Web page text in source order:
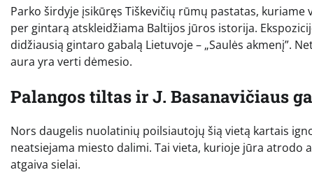
Parko širdyje įsikūręs Tiškevičių rūmų pastatas,
per gintarą atskleidžiama Baltijos jūros istorija.
didžiausią gintaro gabalą Lietuvoje – „Saulės akmenį”.
aura yra verti dėmesio.
Palangos tiltas ir J. Basanavičiaus
Nors daugelis nuolatinių poilsiautojų šią vietą kartais
neatsiejama miesto dalimi. Tai vieta, kurioje jūra atrodo
atgaiva sielai.